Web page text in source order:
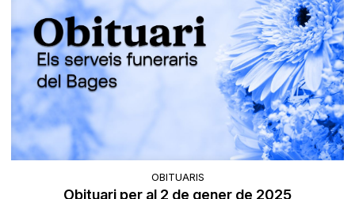
OBITUARIS
Obituari per al 2 de gener de 2025